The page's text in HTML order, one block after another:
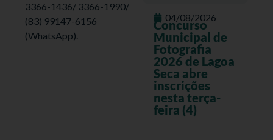
3366-1436/ 3366-1990/
(83) 99147-6156
(WhatsApp).
04/08/2026
Concurso
Municipal de
Fotografia
2026 de Lagoa
Seca abre
inscrições
nesta terça-
feira (4)